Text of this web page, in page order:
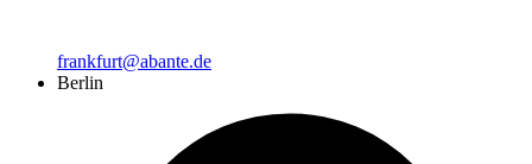
frankfurt@abante.de
Berlin